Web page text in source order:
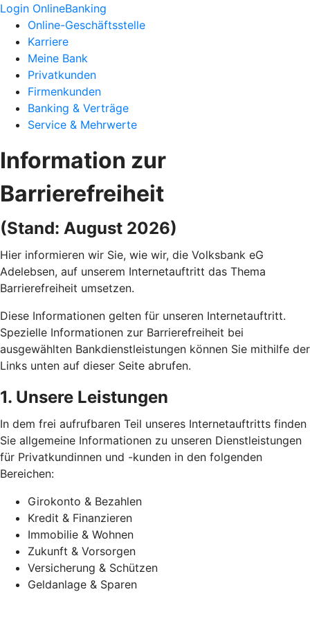
Login OnlineBanking
Online-Geschäftsstelle
Karriere
Meine Bank
Privatkunden
Firmenkunden
Banking & Verträge
Service & Mehrwerte
Information zur
Barrierefreiheit
(Stand: August 2026)
Hier informieren wir Sie, wie wir, die Volksbank eG
Adelebsen, auf unserem Internetauftritt das Thema
Barrierefreiheit umsetzen.
Diese Informationen gelten für unseren Internetauftritt.
Spezielle Informationen zur Barrierefreiheit bei
ausgewählten Bankdienstleistungen können Sie mithilfe der
Links unten auf dieser Seite abrufen.
1. Unsere Leistungen
In dem frei aufrufbaren Teil unseres Internetauftritts finden
Sie allgemeine Informationen zu unseren Dienstleistungen
für Privatkundinnen und -kunden in den folgenden
Bereichen:
Girokonto & Bezahlen
Kredit & Finanzieren
Immobilie & Wohnen
Zukunft & Vorsorgen
Versicherung & Schützen
Geldanlage & Sparen